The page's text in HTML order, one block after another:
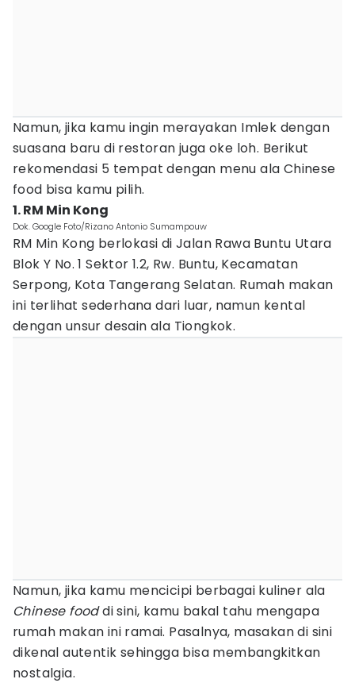
Namun, jika kamu ingin merayakan Imlek dengan
suasana baru di restoran juga oke loh. Berikut
rekomendasi 5 tempat dengan menu ala Chinese
food bisa kamu pilih.
1. RM Min Kong
Dok. Google Foto/Rizano Antonio Sumampouw
RM Min Kong berlokasi di Jalan Rawa Buntu Utara
Blok Y No. 1 Sektor 1.2, Rw. Buntu, Kecamatan
Serpong, Kota Tangerang Selatan. Rumah makan
ini terlihat sederhana dari luar, namun kental
dengan unsur desain ala Tiongkok.
Namun, jika kamu mencicipi berbagai kuliner ala
Chinese fooddi sini, kamu bakal tahu mengapa
rumah makan ini ramai. Pasalnya, masakan di sini
dikenal autentik sehingga bisa membangkitkan
nostalgia.